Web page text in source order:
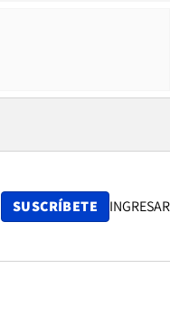
SUSCRÍBETE INGRESAR